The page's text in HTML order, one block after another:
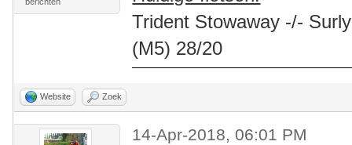
Trident Stowaway -/-
(M5) 28/20
Website Zoek
14-Apr-2018, 06:01 PM